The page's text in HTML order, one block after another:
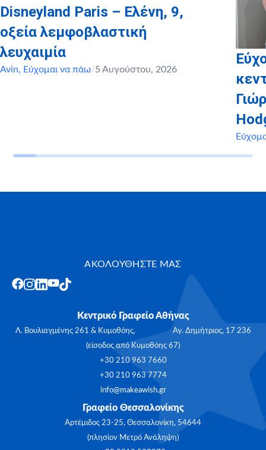
Disneyland Paris – Ελένη, 9,
οξεία λεμφοβλαστική
λευχαιμία
Avin, Εύχομαι να πάω/5 Αυγούστου, 2026
ΑΚΟΛΟΥΘΗΣΤΕ ΜΑΣ
Κεντρικό Γραφείο Αθήνας
Λ. Βουλιαγμένης 261 & Κυμοθόης, Αγ. Δημήτριος, 17 236
(είσοδος από Κυμοθόης 67)
+30 210 963 7660
+30 210 963 7774
info@makeawish.gr
Γραφείο Θεσσαλονίκης
Αρτέμιδος 23-25, Θεσσαλονίκη, 54644
(πλησίον Μετρό Ανάληψη)